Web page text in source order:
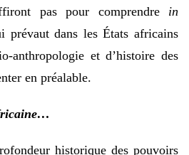
pas pour comprendre in
prévaut dans les États africains
anthropologie et d’histoire des
en préalable.
historique des pouvoirs